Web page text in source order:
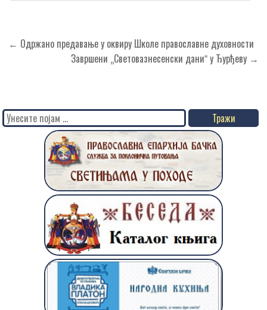
Кретање
← Одржано предавање у оквиру Школе православне духовности
Завршени „Световазнесенски даниˮ у Ђурђеву →
Search
for: